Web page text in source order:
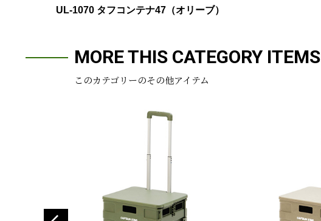
UL-1070 タフコンテナ47（オリーブ）
MORE THIS CATEGORY ITEMS
このカテゴリーのその他アイテム